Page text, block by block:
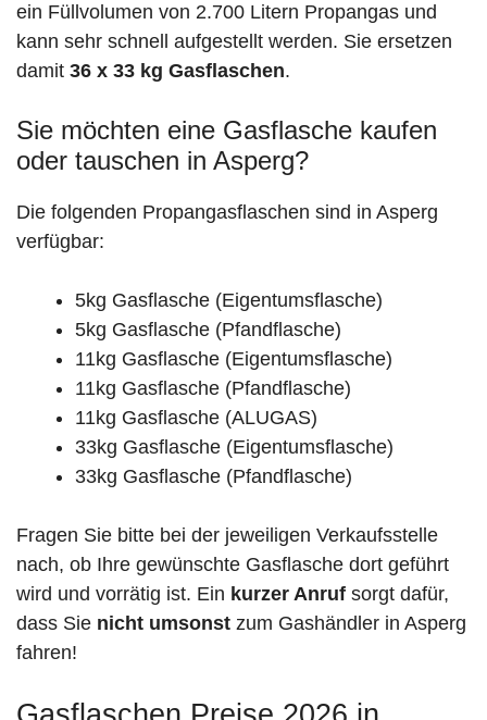
ein Füllvolumen von 2.700 Litern Propangas und
kann sehr schnell aufgestellt werden. Sie ersetzen
damit 36 x 33 kg Gasflaschen.
Sie möchten eine Gasflasche kaufen
oder tauschen in Asperg?
Die folgenden Propangasflaschen sind in Asperg
verfügbar:
5kg Gasflasche (Eigentumsflasche)
5kg Gasflasche (Pfandflasche)
11kg Gasflasche (Eigentumsflasche)
11kg Gasflasche (Pfandflasche)
11kg Gasflasche (ALUGAS)
33kg Gasflasche (Eigentumsflasche)
33kg Gasflasche (Pfandflasche)
Fragen Sie bitte bei der jeweiligen Verkaufsstelle
nach, ob Ihre gewünschte Gasflasche dort geführt
wird und vorrätig ist. Ein kurzer Anruf sorgt dafür,
dass Sie nicht umsonst zum Gashändler in Asperg
fahren!